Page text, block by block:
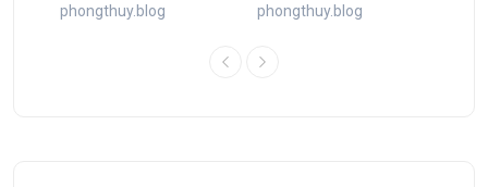
phongthuy.blog phongthuy.blog